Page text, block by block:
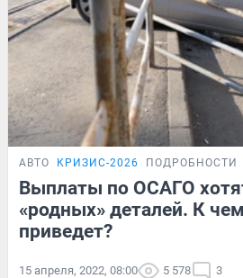
АВТО КРИЗИС-2026 ПОДРОБНОСТИ
Выплаты по ОСАГО
«родных» деталей. К
приведет?
15 апреля, 2022, 08:00 5 578 3